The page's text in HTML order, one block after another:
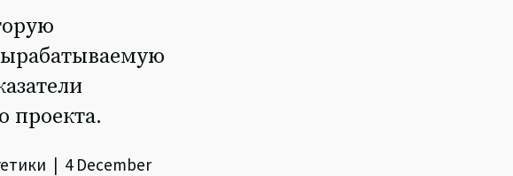
проекта.
| 4 December